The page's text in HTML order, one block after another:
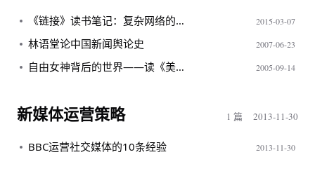
《链接》读书笔记：复杂网络的普适法则 2015-03-07
林语堂论中国新闻舆论史 2007-06-23
自由女神背后的世界——读《美国普利策奖金内幕》 2005-09-14
新媒体运营策略 1 篇 2013-11-30
BBC运营社交媒体的10条经验 2013-11-30